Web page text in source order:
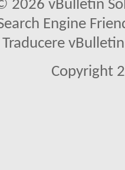
2026 vBulletin
Engine
Traducere
Copyright